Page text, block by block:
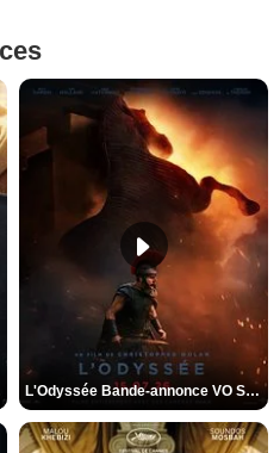
L'Odyssée Bande-annonce VO STFR